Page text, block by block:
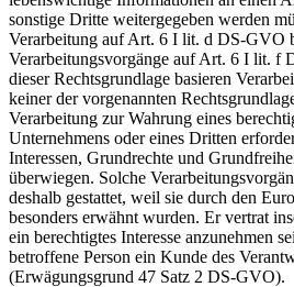
sonstige Dritte weitergegeben werden
Verarbeitung auf Art. 6 I lit. d DS-GVO
Verarbeitungsvorgänge auf Art. 6 I lit. f
dieser Rechtsgrundlage basieren
keiner der vorgenannten
Verarbeitung zur Wahrung eines
Unternehmens oder eines Dritten
Interessen, Grundrechte und
überwiegen. Solche
deshalb gestattet, weil sie durch den
besonders erwähnt wurden. Er vertrat
ein berechtigtes Interesse anzunehmen
betroffene Person ein Kunde des
(Erwägungsgrund 47 Satz 2 DS-GVO).